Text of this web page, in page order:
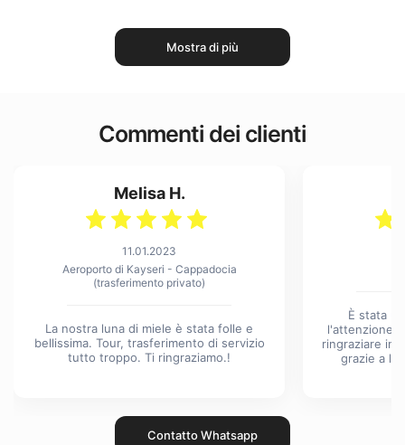
Mostra di più
Commenti dei clienti
Melisa H.
11.01.2023
Aeroporto di Kayseri - Cappadocia
(trasferimento privato)
La nostra luna di miele è stata folle e
bellissima. Tour, trasferimento di servizio
tutto troppo. Ti ringraziamo.!
È stata
l'attenzione
ringraziare in
grazie a
Contatto Whatsapp